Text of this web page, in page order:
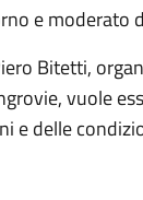
e moderato
Bitetti,
vuole
e delle